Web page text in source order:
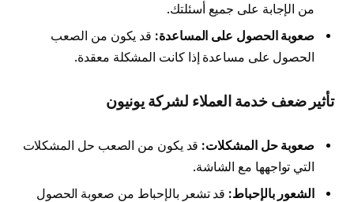
من الإجابة على جميع أسئلتك.
صعوبة الحصول على المساعدة: قد يكون من الصعب
الحصول على مساعدة إذا كانت المشكلة معقدة.
تأثير ضعف خدمة العملاء لشركة يونيون
صعوبة حل المشكلات: قد يكون من الصعب حل المشكلات
التي تواجهها مع الشاشة.
الشعور بالإحباط: قد تشعر بالإحباط من صعوبة الحصول